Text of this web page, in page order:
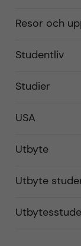
Resor och
Studentliv
Studier
USA
Utbyte
Utbyte